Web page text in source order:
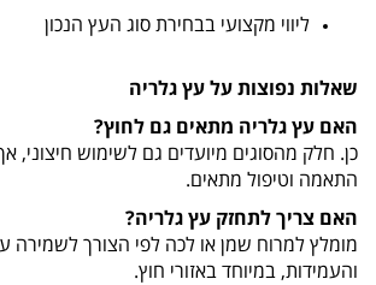
ליווי מקצועי בבחירת סוג העץ הנכון
שאלות נפוצות על עץ גלריה
האם עץ גלריה מתאים גם לחוץ?
כן. חלק מהסוגים מיועדים גם לשימוש חיצוני,
התאמה וטיפול מתאים.
האם צריך לתחזק עץ גלריה?
מומלץ למרוח שמן או לכה לפי הצורך לשמירה
והעמידות, במיוחד באזורי חוץ.